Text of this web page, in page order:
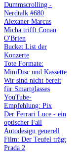
Dummscrolling -
Nerdtalk #680
Alexaner Marcus
Micha trifft Conan
O'Brien
Bucket List der
Konzerte
Tote Formate:
MiniDisc und Kassette
Wir sind nicht bereit
für Smartglasses
YouTube-
Empfehlung: Pix
Der Ferrari Luce - ein
optischer Fail
Autodesign generell
Film: Der Teufel trägt
Prada 2